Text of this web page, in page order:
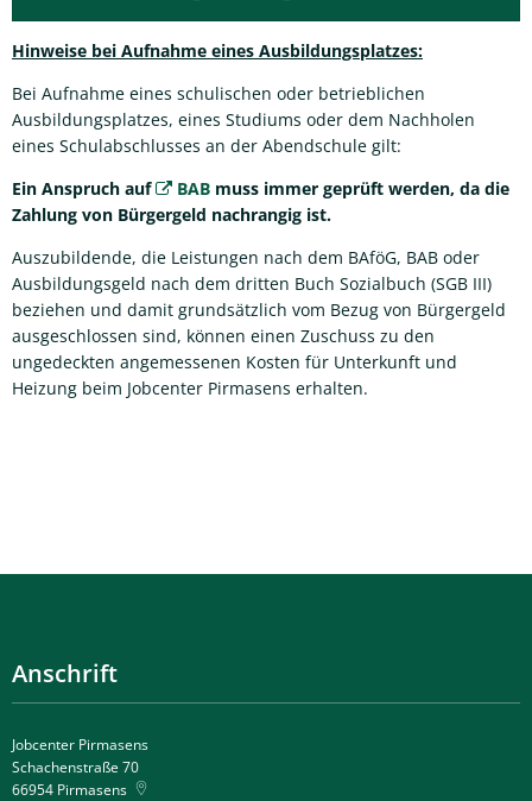
Hinweise bei Aufnahme eines Ausbildungsplatzes:
Bei Aufnahme eines schulischen oder betrieblichen
Ausbildungsplatzes, eines Studiums oder dem Nachholen
eines Schulabschlusses an der Abendschule gilt:
Ein Anspruch auf
BAB muss immer geprüft werden, da die
Zahlung von Bürgergeld nachrangig ist.
Auszubildende, die Leistungen nach dem BAföG, BAB oder
Ausbildungsgeld nach dem dritten Buch Sozialbuch (SGB III)
beziehen und damit grundsätzlich vom Bezug von Bürgergeld
ausgeschlossen sind, können einen Zuschuss zu den
ungedeckten angemessenen Kosten für Unterkunft und
Heizung beim Jobcenter Pirmasens erhalten.
Anschrift
Jobcenter Pirmasens
Schachenstraße 70
66954 Pirmasens